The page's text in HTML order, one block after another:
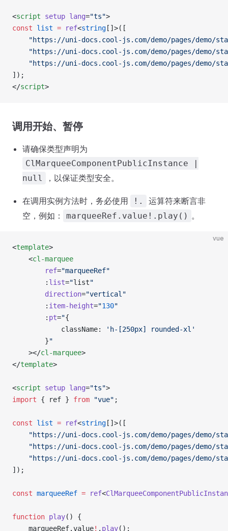
<script setup lang="ts">
const list = ref<string []>([
"https://uni-docs.cool-js.com/demo/pages/demo/
"https://uni-docs.cool-js.com/demo/pages/demo/
"https://uni-docs.cool-js.com/demo/pages/demo/
]);
</script>
调用开始、暂停
请确保类型声明为
ClMarqueeComponentPublicInstance |
null
，以保证类型安全。
在调用实例方法时，务必使用 !.
运算符来断言非
空，例如：
marqueeRef.value!.play() 。
vue
<template>
	<
cl-marquee
		ref
="marqueeRef"
		:
list="list"
		direction
="vertical"
		:
item-height="130"
		:
pt="{
			className:
'h-[250px] rounded-xl'
		}
"
	></
cl-marquee>
</template>
<script setup lang="ts">
import { ref } from "vue" ;
const list = ref<string []>([
"https://uni-docs.cool-js.com/demo/pages/demo/
"https://uni-docs.cool-js.com/demo/pages/demo/
"https://uni-docs.cool-js.com/demo/pages/demo/
]);
const marqueeRef = ref<
function play() {
	marqueeRef.value
! . play();